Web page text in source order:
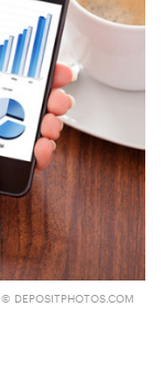
© DEPOSITPHOTOS.COM